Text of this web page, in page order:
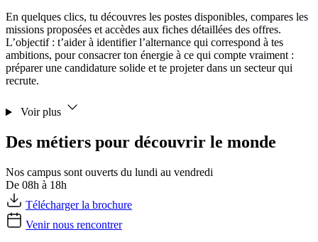
En quelques clics, tu découvres les postes disponibles, compares les
missions proposées et accèdes aux fiches détaillées des offres.
L’objectif : t’aider à identifier l’alternance qui correspond à tes
ambitions, pour consacrer ton énergie à ce qui compte vraiment :
préparer une candidature solide et te projeter dans un secteur qui
recrute.
Voir plus
Des métiers pour découvrir le monde
Nos campus sont ouverts du lundi au vendredi
De 08h à 18h
Télécharger la brochure
Venir nous rencontrer